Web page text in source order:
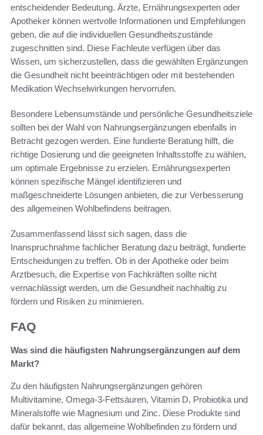
entscheidender Bedeutung. Ärzte, Ernährungsexperten oder
Apotheker können wertvolle Informationen und Empfehlungen
geben, die auf die individuellen Gesundheitszustände
zugeschnitten sind. Diese Fachleute verfügen über das
Wissen, um sicherzustellen, dass die gewählten Ergänzungen
die Gesundheit nicht beeinträchtigen oder mit bestehenden
Medikation Wechselwirkungen hervorrufen.
Besondere Lebensumstände und persönliche Gesundheitsziele
sollten bei der Wahl von Nahrungsergänzungen ebenfalls in
Betracht gezogen werden. Eine fundierte Beratung hilft, die
richtige Dosierung und die geeigneten Inhaltsstoffe zu wählen,
um optimale Ergebnisse zu erzielen. Ernährungsexperten
können spezifische Mängel identifizieren und
maßgeschneiderte Lösungen anbieten, die zur Verbesserung
des allgemeinen Wohlbefindens beitragen.
Zusammenfassend lässt sich sagen, dass die
Inanspruchnahme fachlicher Beratung dazu beiträgt, fundierte
Entscheidungen zu treffen. Ob in der Apotheke oder beim
Arztbesuch, die Expertise von Fachkräften sollte nicht
vernachlässigt werden, um die Gesundheit nachhaltig zu
fördern und Risiken zu minimieren.
FAQ
Was sind die häufigsten Nahrungsergänzungen auf dem
Markt?
Zu den häufigsten Nahrungsergänzungen gehören
Multivitamine, Omega-3-Fettsäuren, Vitamin D, Probiotika und
Mineralstoffe wie Magnesium und Zinc. Diese Produkte sind
dafür bekannt, das allgemeine Wohlbefinden zu fördern und